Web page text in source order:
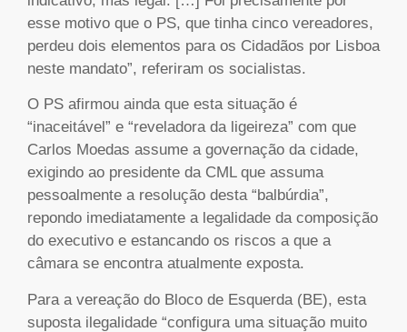
esse motivo que o PS, que tinha cinco vereadores,
perdeu dois elementos para os Cidadãos por Lisboa
neste mandato”, referiram os socialistas.
O PS afirmou ainda que esta situação é
“inaceitável” e “reveladora da ligeireza” com que
Carlos Moedas assume a governação da cidade,
exigindo ao presidente da CML que assuma
pessoalmente a resolução desta “balbúrdia”,
repondo imediatamente a legalidade da composição
do executivo e estancando os riscos a que a
câmara se encontra atualmente exposta.
Para a vereação do Bloco de Esquerda (BE), esta
suposta ilegalidade “configura uma situação muito